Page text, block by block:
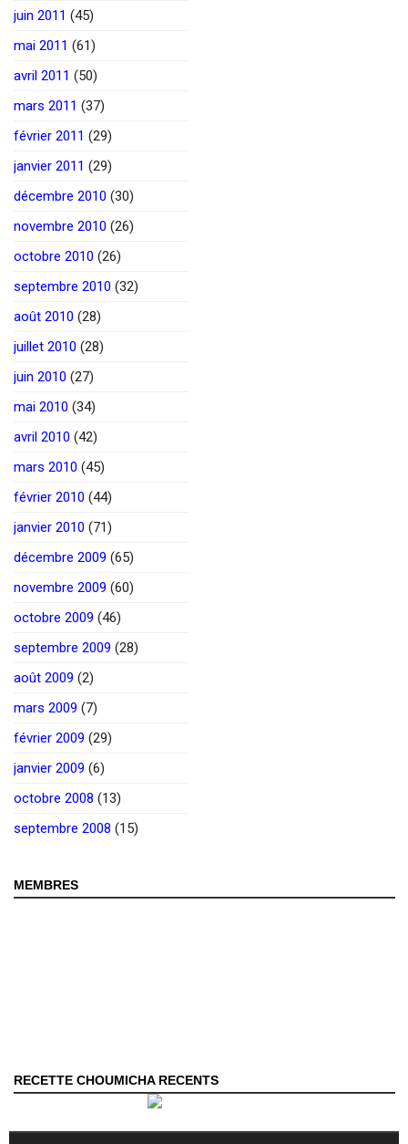
juin 2011 (45)
mai 2011 (61)
avril 2011 (50)
mars 2011 (37)
février 2011 (29)
janvier 2011 (29)
décembre 2010 (30)
novembre 2010 (26)
octobre 2010 (26)
septembre 2010 (32)
août 2010 (28)
juillet 2010 (28)
juin 2010 (27)
mai 2010 (34)
avril 2010 (42)
mars 2010 (45)
février 2010 (44)
janvier 2010 (71)
décembre 2009 (65)
novembre 2009 (60)
octobre 2009 (46)
septembre 2009 (28)
août 2009 (2)
mars 2009 (7)
février 2009 (29)
janvier 2009 (6)
octobre 2008 (13)
septembre 2008 (15)
MEMBRES
RECETTE CHOUMICHA RECENTS